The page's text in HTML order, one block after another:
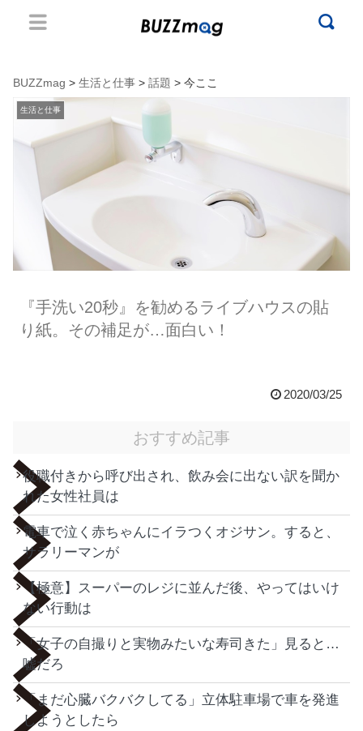
BUZZmag > 生活と仕事 > 話題 > 今ここ
生活と仕事
『手洗い20秒』を勧めるライブハウスの貼
り紙。その補足が…面白い！
2020/03/25
おすすめ記事
役職付きから呼び出され、飲み会に出ない訳を聞か
れた女性社員は
電車で泣く赤ちゃんにイラつくオジサン。すると、
サラリーマンが
【極意】スーパーのレジに並んだ後、やってはいけ
ない行動は
「女子の自撮りと実物みたいな寿司きた」見ると…
嘘だろ
「まだ心臓バクバクしてる」立体駐車場で車を発進
しようとしたら